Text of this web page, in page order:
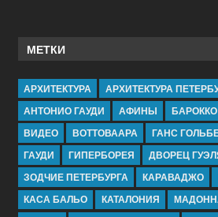
МЕТКИ
АРХИТЕКТУРА
АРХИТЕКТУРА
АНТОНИО ГАУДИ
АФИНЫ БАРОККО
ВИДЕО
ВОТТОВААРА
ГАНС
ГАУДИ
ГИПЕРБОРЕЯ ДВОРЕЦ
ЗОДЧИЕ ПЕТЕРБУРГА
КАРАВАДЖО
КАСА БАЛЬО
КАТАЛОНИЯ